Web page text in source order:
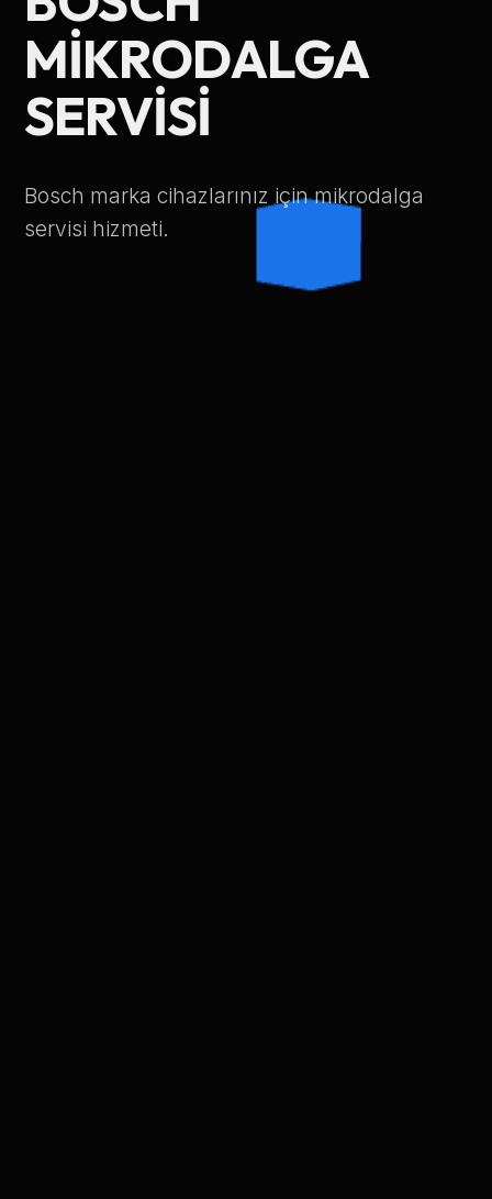
MIKRODALGA
SERVISI
Bosch marka cihazlarınız için mikrodalga
servisi hizmeti.
Telefon Numarası
Hizmet Türü
Servis Çağır